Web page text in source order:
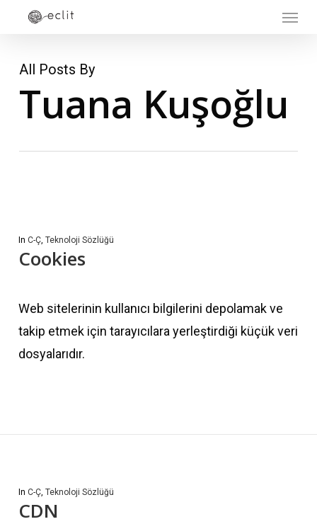
content
All Posts By
Tuana Kuşoğlu
In C-Ç, Teknoloji Sözlüğü
Cookies
Web sitelerinin kullanıcı bilgilerini depolamak ve
takip etmek için tarayıcılara yerleştirdiği küçük veri
dosyalarıdır.
In C-Ç, Teknoloji Sözlüğü
CDN